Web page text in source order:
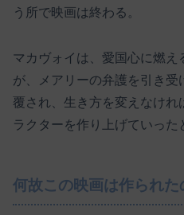
う所で映画は終わる。
マカヴォイは、愛国心に燃え
が、メアリーの弁護を引き
覆され、生き方を変えなけれ
ラクターを作り上げていった
何故この映画は作られた